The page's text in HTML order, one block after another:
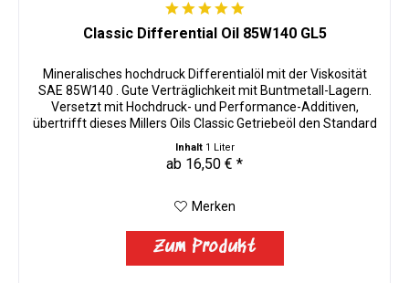
Classic Differential Oil 85W140 GL5
Mineralisches hochdruck Differentialöl mit der Viskosität
SAE 85W140 . Gute Verträglichkeit mit Buntmetall-Lagern.
Versetzt mit Hochdruck- und Performance-Additiven,
übertrifft dieses Millers Oils Classic Getriebeöl den Standard
Inhalt 1 Liter
ab 16,50 € *
Merken
Zum Produkt